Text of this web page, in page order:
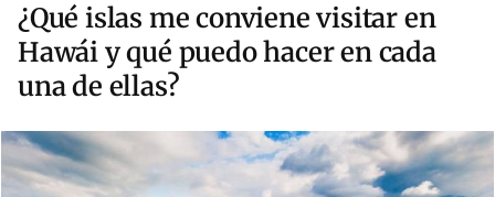
¿Qué islas me conviene visitar en
Hawái y qué puedo hacer en cada
una de ellas?